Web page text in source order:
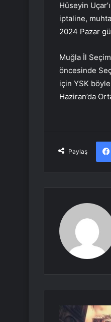
Hüseyin
iptaline,
2024 Pazar
Muğla İl
öncesinde
için YSK
Haziran’da
Paylaş